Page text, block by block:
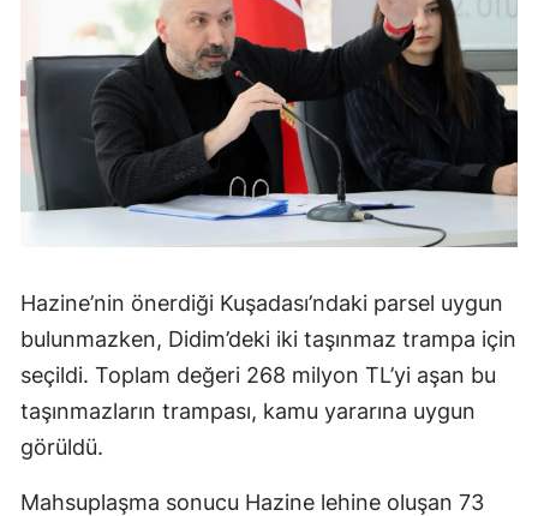
Hazine’nin önerdiği Kuşadası’ndaki parsel uygun
bulunmazken, Didim’deki iki taşınmaz trampa için
seçildi. Toplam değeri 268 milyon TL’yi aşan bu
taşınmazların trampası, kamu yararına uygun
görüldü.
Mahsuplaşma sonucu Hazine lehine oluşan 73